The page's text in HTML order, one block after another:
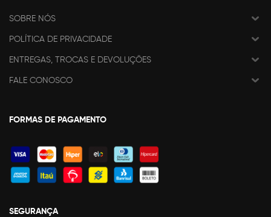
SOBRE NÓS
POLÍTICA DE PRIVACIDADE
ENTREGAS, TROCAS E DEVOLUÇÕES
FALE CONOSCO
FORMAS DE PAGAMENTO
SEGURANÇA